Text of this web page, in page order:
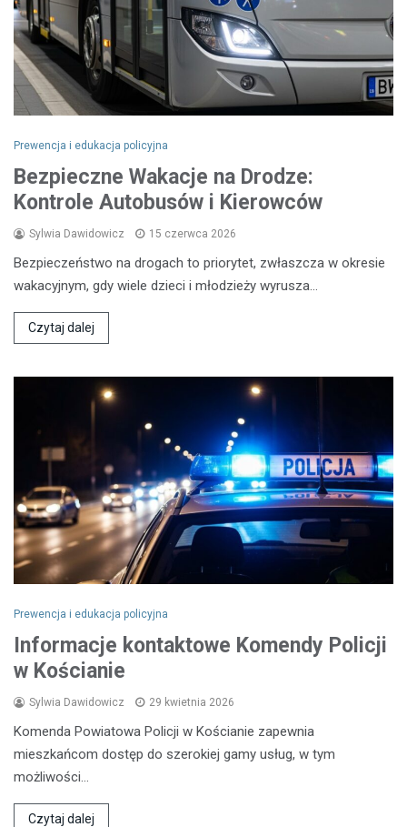
Prewencja i edukacja policyjna
Bezpieczne Wakacje na Drodze:
Kontrole Autobusów i Kierowców
Sylwia Dawidowicz 15 czerwca 2026
Bezpieczeństwo na drogach to priorytet, zwłaszcza w okresie
wakacyjnym, gdy wiele dzieci i młodzieży wyrusza…
Czytaj dalej
Prewencja i edukacja policyjna
Informacje kontaktowe Komendy Policji
w Kościanie
Sylwia Dawidowicz 29 kwietnia 2026
Komenda Powiatowa Policji w Kościanie zapewnia
mieszkańcom dostęp do szerokiej gamy usług, w tym
możliwości…
Czytaj dalej